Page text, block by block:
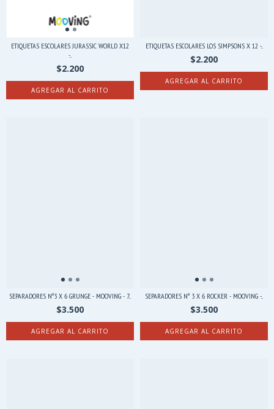
ETIQUETAS ESCOLARES JURASSIC WORLD X12
-...
$2.200
ETIQUETAS ESCOLARES LOS SIMPSONS X 12 -...
$2.200
SEPARADORES Nº3 X 6 GRUNGE - MOOVING - 7...
$3.500
SEPARADORES Nº 3 X 6 ROCKER - MOOVING -...
$3.500